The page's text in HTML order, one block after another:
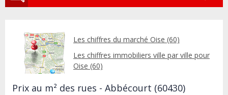
Les chiffres du marché Oise (60)
Les chiffres immobiliers ville par ville pour
Oise (60)
Prix au m² des rues - Abbécourt (60430)